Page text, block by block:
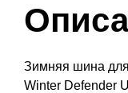
Зимняя шина
Winter Defender